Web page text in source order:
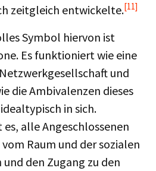
zeitgleich entwickelte.[11]
Symbol hiervon ist
Es funktioniert wie eine
und
die Ambivalenzen dieses
in sich.
alle Angeschlossenen
Raum und der sozialen
den Zugang zu den